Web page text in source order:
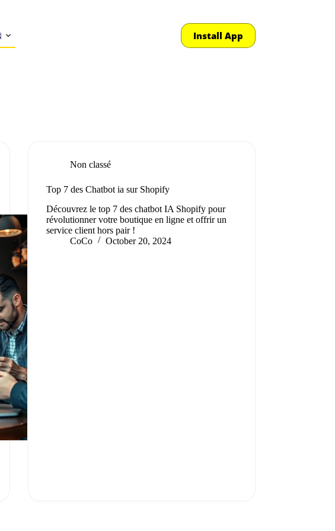
Install App
Non classé
Top 7 des Chatbot ia sur Shopify
Découvrez le top 7 des chatbot IA Shopify pour
révolutionner votre boutique en ligne et offrir un
service client hors pair !
CoCo
October 20, 2024